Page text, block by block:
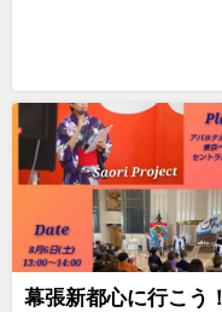
幕張新都心に行こう！